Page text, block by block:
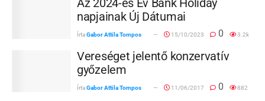
Az 2024-es Év Bank Holiday
napjainak Új Dátumai
ÍrtaGabor Attila Tompos 15/10/2023 0 3.2k
Vereséget jelentő konzervatív
győzelem
ÍrtaGabor Attila Tompos 11/06/2017 0 882